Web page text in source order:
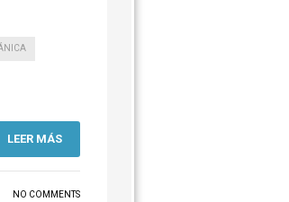
LEER MÁS
NO COMMENTS